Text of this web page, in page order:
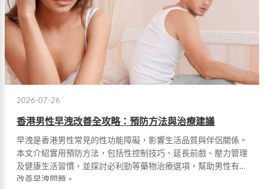
2026-07-26
香港男性早洩改善全攻略：預防方法與治療建議
早洩是香港男性常見的性功能障礙，影響生活品質與伴侶關係。
本文介紹實用預防方法，包括性控制技巧、延長前戲、壓力管理
及健康生活習慣，並探討必利勁等藥物治療選項，幫助男性有效
改善早洩問題。